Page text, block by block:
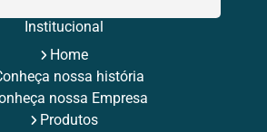
Rebites Aba Larga
Rebites Estruturais
Industrial
Rebites Pop
Rebites Repuxo
Rebites Tubulares
Pop
Tipos de Rebites de Repuxo
Institucional
Home
nossa história
nossa Empresa
Produtos